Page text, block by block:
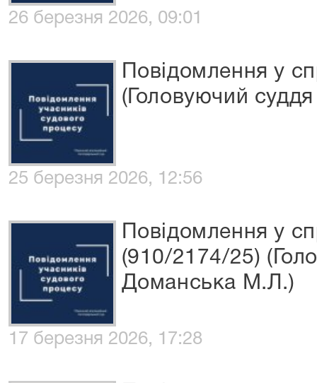
26 березня 2026, 09:01
Повідомлення у
(Головуючий
25 березня 2026, 12:56
Повідомлення у
(910/2174/25)
Доманська М.Л.)
17 березня 2026, 17:28